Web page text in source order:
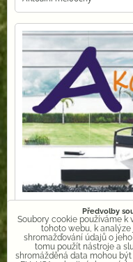
Volné pracovní pozicePředvolby
Soubory cookie používáme k
tohoto webu, k analýze
shromažďování údajů o
tomu použít nástroje a
shromážděná data mohou